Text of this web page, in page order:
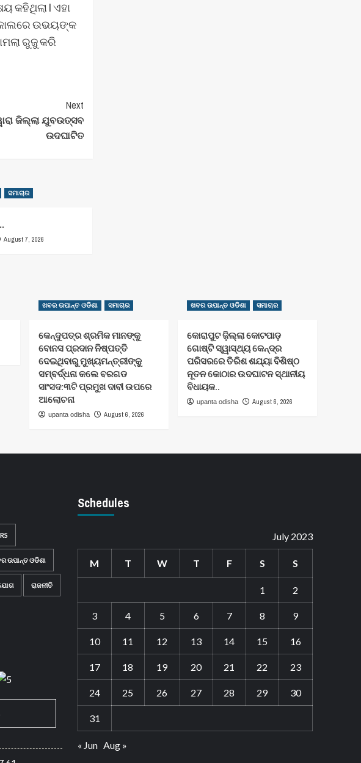
କହିଥିଲା l ଏହା
ଉଭୟଙ୍କ
ରୁଜୁ କରି
Next
ଜିଲ୍ଲା ଯୁବଉତ୍ସବ
ଉଦଘାଟିତ
ସମାଚାର
August 7, 2026
ଖବର ଉପାନ୍ତ ଓଡିଶା ସମାଚାର
କେନ୍ଦୁପତ୍ର ଶ୍ରମିକ ମାନଙ୍କୁ
ବୋନସ ପ୍ରଦାନ ନିଷ୍ପତ୍ତି
ଦେଇଥିବାରୁ ମୁଖ୍ୟମନ୍ତ୍ରୀଙ୍କୁ
ସମ୍ବର୍ଦ୍ଧନା କଲେ ବରଗଡ
ସାଂସଦ:୩ଟି ପ୍ରମୁଖ ଦାବୀ ଉପରେ
ଆଲୋଚନା
upanta odisha August 6, 2026
ଖବର ଉପାନ୍ତ ଓଡିଶା ସମାଚାର
କୋରାପୁଟ ଜ଼ିଲ୍ଲା କୋଟପାଡ଼
ଗୋଷ୍ଟି ସ୍ୱାସ୍ଥ୍ୟ କେନ୍ଦ୍ର
ପରିସରରେ ତିରିଶ ଶଯ୍ୟା ବିଶିଷ୍ଠ
ନୂତନ କୋଠାର ଉଦଘାଟନ ସ୍ଥାନୀୟ
ବିଧାୟକ..
upanta odisha August 6, 2026
ଉପାନ୍ତ ଓଡିଶା
ରାଜନୀତି
Schedules
July 2023
M T W T F S S
1 2
3 4 5 6 7 8 9
10 11 12 13 14 15 16
17 18 19 20 21 22 23
24 25 26 27 28 29 30
31
« Jun Aug »